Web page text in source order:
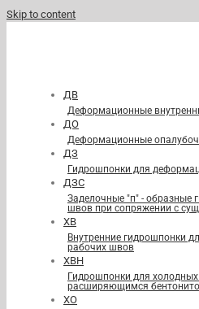
Skip to content
ДВ
Деформационные
ДО
Деформационные
ДЗ
Гидрошпонки для
ДЗС
Заделочные "п" - образные
швов при сопряжении с
ХВ
Внутренние гидрошпонки
рабочих швов
ХВН
Гидрошпонки для
расширяющимся
ХО